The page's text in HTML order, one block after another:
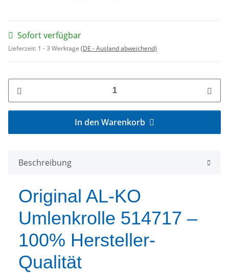
Sofort verfügbar
Lieferzeit: 1 - 3 Werktage (DE - Ausland abweichend)
In den Warenkorb
Beschreibung
Original AL-KO
Umlenkrolle 514717 –
100% Hersteller-
Qualität